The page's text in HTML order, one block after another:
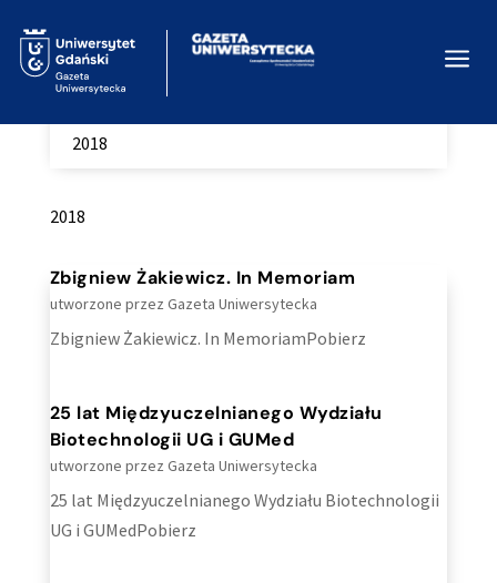
a
2018
2018
Zbigniew Żakiewicz. In Memoriam
utworzone przez Gazeta Uniwersytecka
Zbigniew Żakiewicz. In MemoriamPobierz
25 lat Międzyuczelnianego Wydziału
Biotechnologii UG i GUMed
utworzone przez Gazeta Uniwersytecka
25 lat Międzyuczelnianego Wydziału Biotechnologii
UG i GUMedPobierz